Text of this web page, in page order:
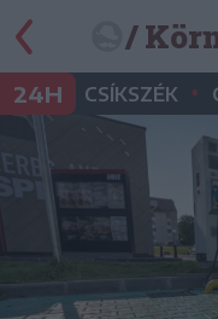
/
24H CSÍKSZÉK •